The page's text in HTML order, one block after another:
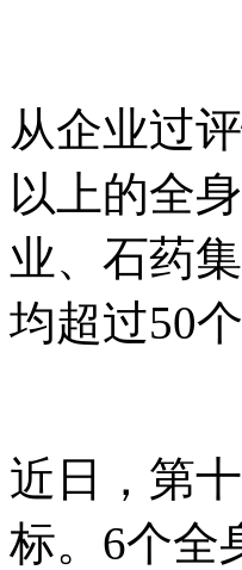
从企业过
以上的全
业、石药
均超过50个
近日，第
标。6个全